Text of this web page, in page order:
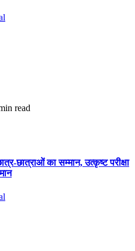
read
छात्राओं का सम्मान, उत्कृष्ट परीक्षा